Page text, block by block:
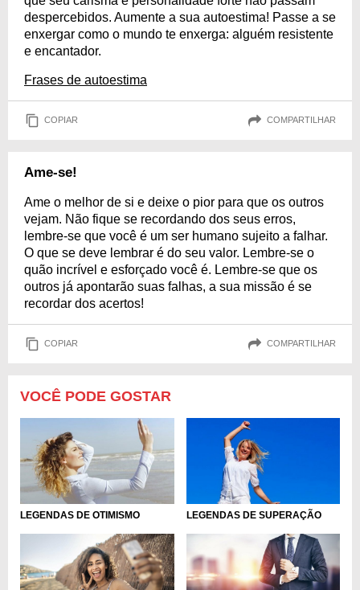
despercebidos. Aumente a sua autoestima! Passe a se
enxergar como o mundo te enxerga: alguém resistente
e encantador.
Frases de autoestima
COPIAR COMPARTILHAR
Ame-se!
Ame o melhor de si e deixe o pior para que os outros
vejam. Não fique se recordando dos seus erros,
lembre-se que você é um ser humano sujeito a falhar.
O que se deve lembrar é do seu valor. Lembre-se o
quão incrível e esforçado você é. Lembre-se que os
outros já apontarão suas falhas, a sua missão é se
recordar dos acertos!
COPIAR COMPARTILHAR
VOCÊ PODE GOSTAR
LEGENDAS DE OTIMISMO LEGENDAS DE SUPERAÇÃO